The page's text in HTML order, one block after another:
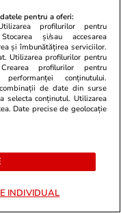
16:06
pentru a oferi:
profilurilor pentru
și/sau accesarea
și îmbunătățirea serviciilor.
Utilizarea profilurilor pentru
profilurilor pentru
conținutului.
de date din surse
selecta conținutul. Utilizarea
Date precise de geolocație
INDIVIDUAL